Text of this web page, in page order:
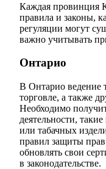
Каждая провинция
правила и законы,
регуляции могут
важно учитывать
Онтарио
В Онтарио ведение
торговле, а также
Необходимо
деятельности,
или табачных
правил защиты прав
обновлять свои
в законодательстве.